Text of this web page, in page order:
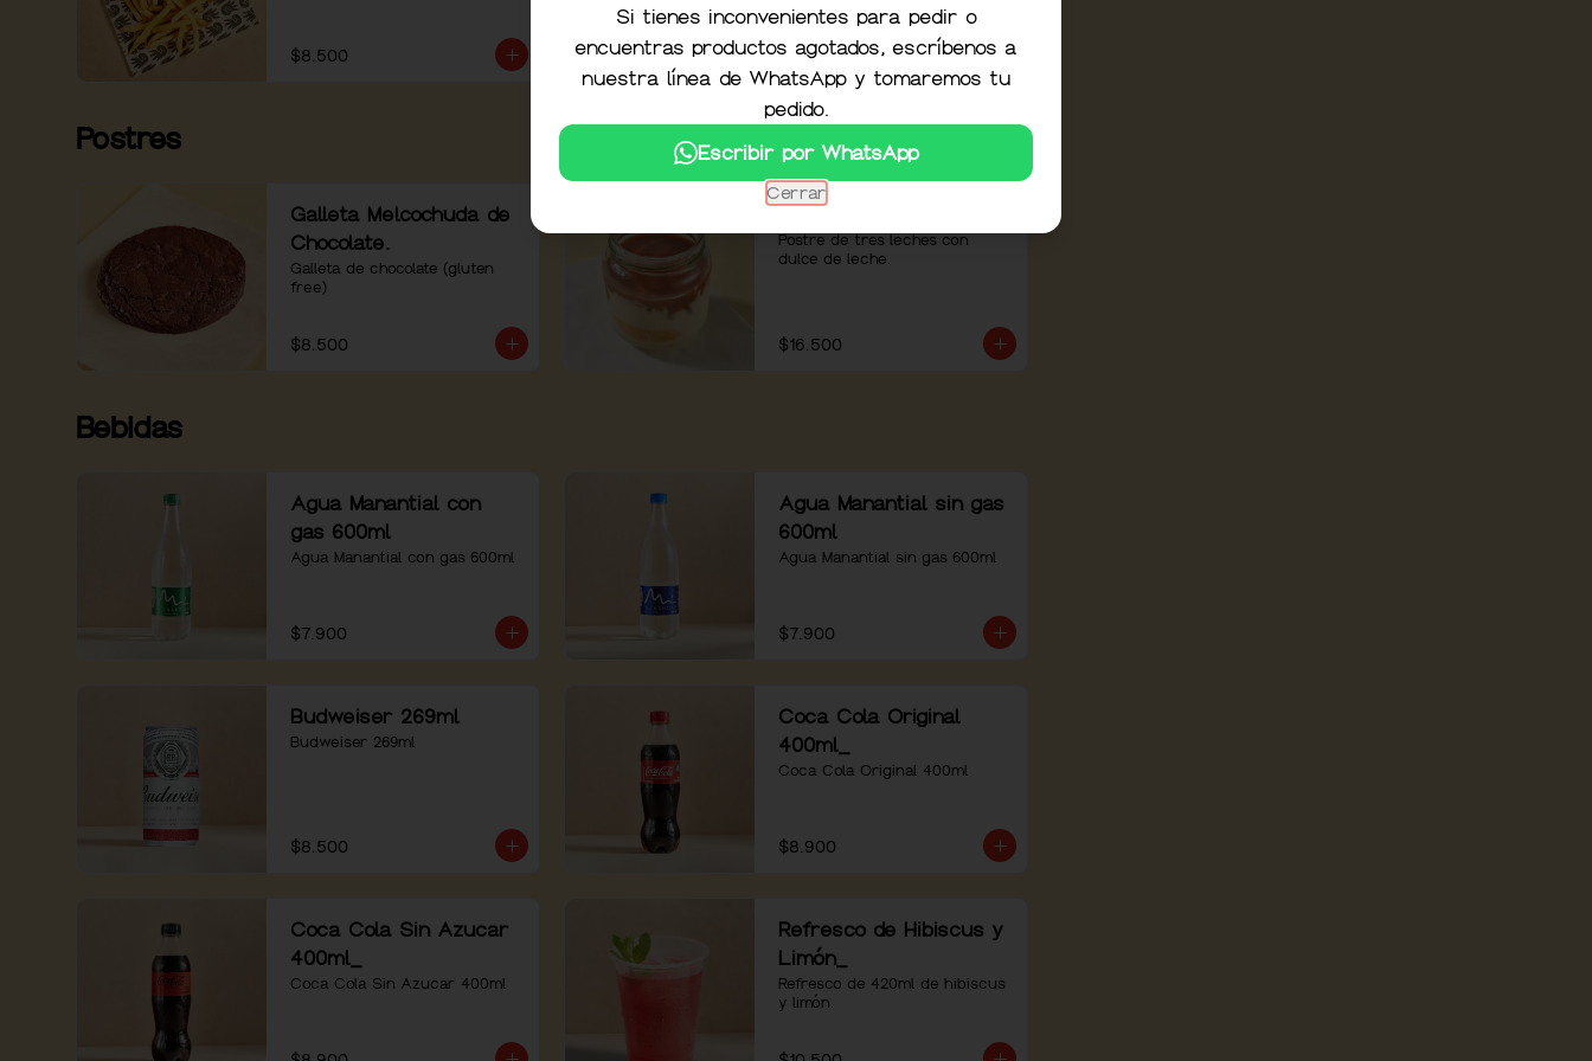
$8.500
tostadas y vinagreta de
shallots.
$17.900
Postres
Galleta Melcochuda de
Chocolate.
Galleta de chocolate (gluten
free)
$8.500
Postre de tres leches con
dulce de leche.
$16.500
Bebidas
Agua Manantial con
gas 600ml
Agua Manantial con gas 600ml
$7.900
Agua Manantial sin gas
600ml
Agua Manantial sin gas 600ml
$7.900
Budweiser 269ml
Budweiser 269ml
$8.500
Coca Cola Original
400ml_
Coca Cola Original 400ml
$8.900
Coca Cola Sin Azucar
400ml_
Coca Cola Sin Azucar 400ml
Refresco de Hibiscus y
Limón_
Refresco de 420ml de hibiscus
y limón.
Si tienes inconvenientes para pedir o
encuentras productos agotados, escríbenos a
nuestra línea de WhatsApp y tomaremos tu
pedido.
Escribir por WhatsApp
Cerrar